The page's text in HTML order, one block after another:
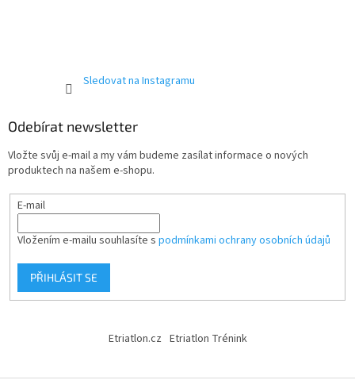
Sledovat na Instagramu
Odebírat newsletter
Vložte svůj e-mail a my vám budeme zasílat informace o nových
produktech na našem e-shopu.
E-mail
Vložením e-mailu souhlasíte s podmínkami ochrany osobních údajů
PŘIHLÁSIT SE
Etriatlon.cz Etriatlon Trénink